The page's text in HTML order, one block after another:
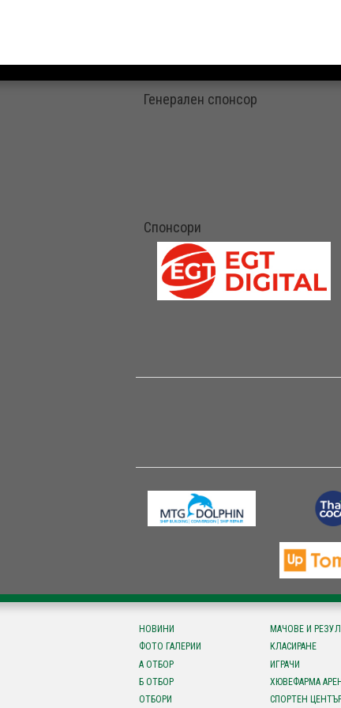
Генерален спонсор
Спонсори
НОВИНИ
ФОТО ГАЛЕРИИ
А ОТБОР
Б ОТБОР
ОТБОРИ
МАЧОВЕ И
КЛАСИРАНЕ
ИГРАЧИ
ХЮВЕФАРМА
СПОРТЕН